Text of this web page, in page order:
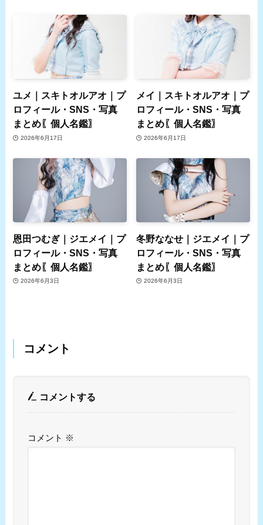
ユメ｜スキトオルアオ｜プ
ロフィール・SNS・写真
まとめ〖個人名鑑〗
2026年6月17日
メイ｜スキトオルアオ｜プ
ロフィール・SNS・写真
まとめ〖個人名鑑〗
2026年6月17日
恩田つむぎ｜ジエメイ｜プ
ロフィール・SNS・写真
まとめ〖個人名鑑〗
2026年6月3日
冬野ななせ｜ジエメイ｜プ
ロフィール・SNS・写真
まとめ〖個人名鑑〗
2026年6月3日
コメント
コメントする
コメント ※